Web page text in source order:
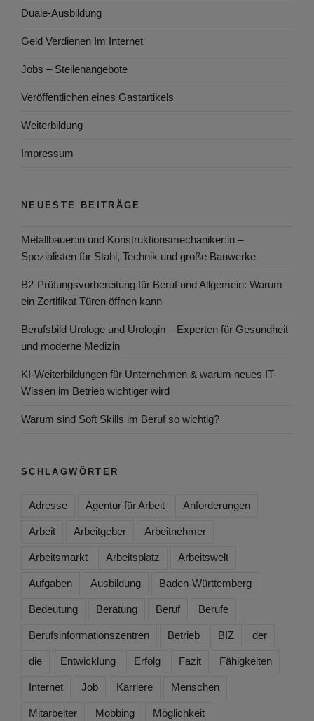
Duale-Ausbildung
Geld Verdienen Im Internet
Jobs – Stellenangebote
Veröffentlichen eines Gastartikels
Weiterbildung
Impressum
NEUESTE BEITRÄGE
Metallbauer:in und Konstruktionsmechaniker:in –
Spezialisten für Stahl, Technik und große Bauwerke
B2-Prüfungsvorbereitung für Beruf und Allgemein: Warum
ein Zertifikat Türen öffnen kann
Berufsbild Urologe und Urologin – Experten für Gesundheit
und moderne Medizin
KI-Weiterbildungen für Unternehmen & warum neues IT-
Wissen im Betrieb wichtiger wird
Warum sind Soft Skills im Beruf so wichtig?
SCHLAGWÖRTER
Adresse Agentur für Arbeit Anforderungen
Arbeit Arbeitgeber Arbeitnehmer
Arbeitsmarkt Arbeitsplatz Arbeitswelt
Aufgaben Ausbildung Baden-Württemberg
Bedeutung Beratung Beruf Berufe
Berufsinformationszentren Betrieb BIZ der
die Entwicklung Erfolg Fazit Fähigkeiten
Internet Job Karriere Menschen
Mitarbeiter Mobbing Möglichkeit